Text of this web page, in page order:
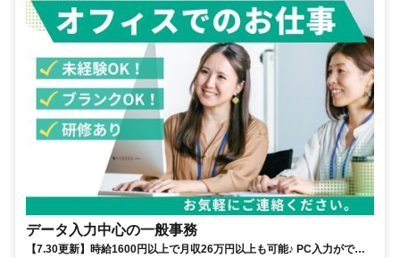
データ入力中心の一般事務
【7.30更新】時給1600円以上で月収26万円以上も可能♪ PC入力ができ